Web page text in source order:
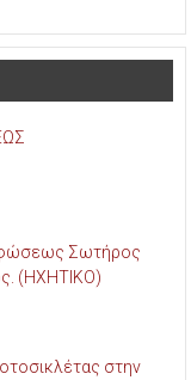
Σωτήρος
(ΗΧΗΤΙΚΟ)
στην